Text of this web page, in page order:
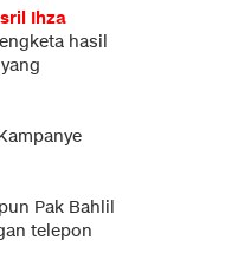
Ihza
hasil
Pak Bahlil
telepon